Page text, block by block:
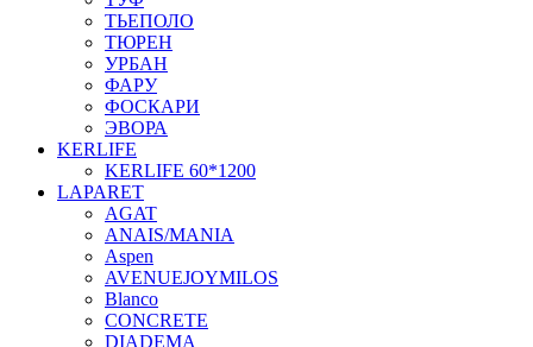
ТЬЕПОЛО
ТЮРЕН
УРБАН
ФАРУ
ФОСКАРИ
ЭВОРА
KERLIFE
KERLIFE 60*1200
LAPARET
AGAT
ANAIS/MANIA
Aspen
AVENUEJOYMILOS
Blanco
CONCRETE
DIADEMA